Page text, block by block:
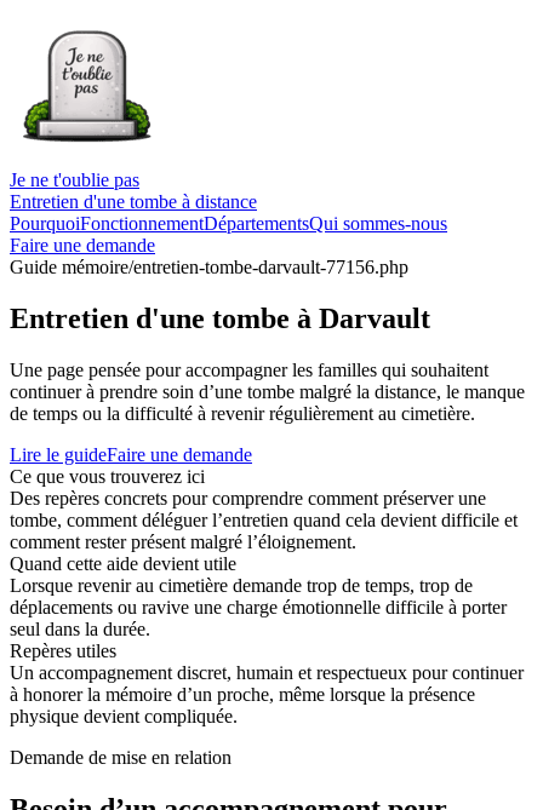
Je ne t'oublie pas
Entretien d'une tombe à distance
PourquoiFonctionnementDépartementsQui sommes-nous
Faire une demande
Guide mémoire/entretien-tombe-darvault-77156.php
Entretien d'une tombe à Darvault
Une page pensée pour accompagner les familles qui souhaitent
continuer à prendre soin d’une tombe malgré la distance, le manque
de temps ou la difficulté à revenir régulièrement au cimetière.
Lire le guideFaire une demande
Ce que vous trouverez ici
Des repères concrets pour comprendre comment préserver une
tombe, comment déléguer l’entretien quand cela devient difficile et
comment rester présent malgré l’éloignement.
Quand cette aide devient utile
Lorsque revenir au cimetière demande trop de temps, trop de
déplacements ou ravive une charge émotionnelle difficile à porter
seul dans la durée.
Repères utiles
Un accompagnement discret, humain et respectueux pour continuer
à honorer la mémoire d’un proche, même lorsque la présence
physique devient compliquée.
Demande de mise en relation